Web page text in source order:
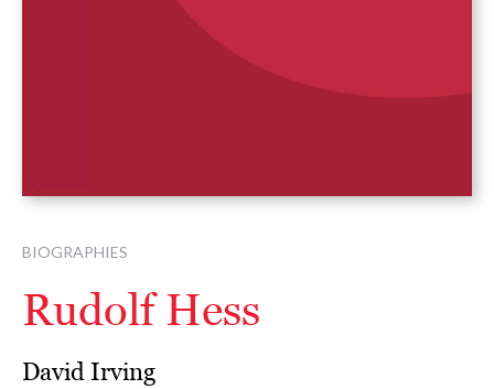
BIOGRAPHIES
Rudolf Hess
David Irving